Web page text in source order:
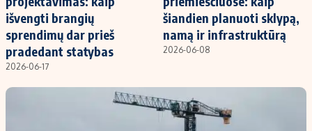
išvengti brangių
sprendimų dar prieš
pradedant statybas
2026-06-17
šiandien planuoti sklypą,
namą ir infrastruktūrą
2026-06-08